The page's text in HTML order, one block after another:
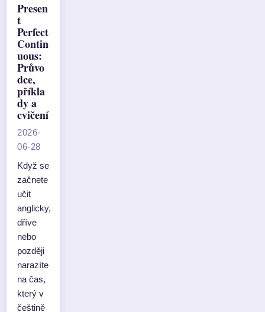
Presen
t
Perfect
Contin
uous:
Průvo
dce,
příkla
dy a
cvičení
2026-
06-28
Když se
začnete
učit
anglicky,
dříve
nebo
později
narazíte
na čas,
který v
češtině